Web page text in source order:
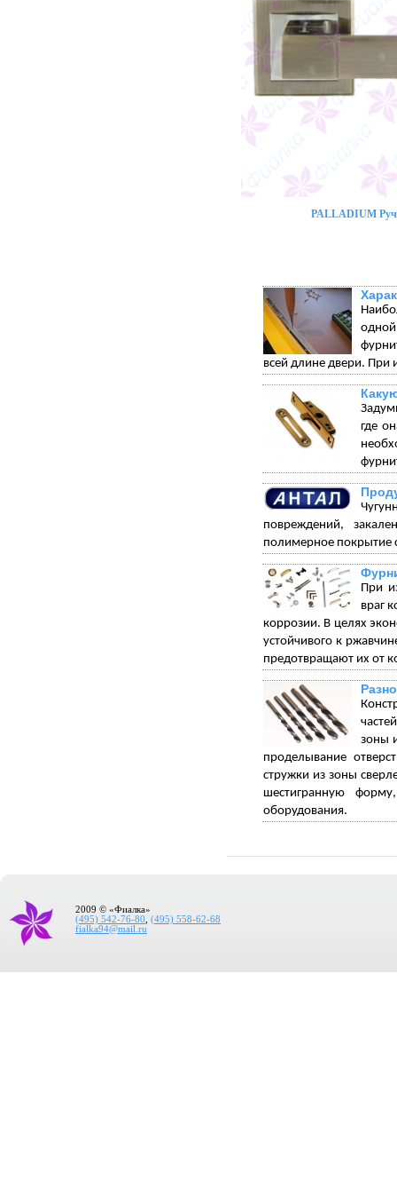
PALLADIUM
всей длине двери. При
где
повреждений,
полимерное покрытие
При
враг
коррозии. В целях
устойчивого к
предотвращают их от
зоны
проделывание
стружки из зоны
шестигранную
оборудования.
2009 © «Фиалка»
(495) 542-76-80
(495) 558-62-68
fialka94@mail.ru